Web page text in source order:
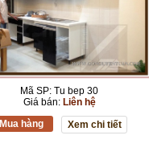
Mã SP: Tu bep 30
Giá bán: Liên hệ
Mua hàng
Xem chi tiết